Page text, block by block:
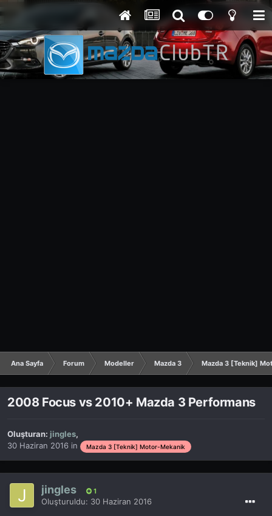
Ana Sayfa Forum Modeller Mazda 3 Mazda 3 [Teknik]
2008 Focus vs 2010+ Mazda 3 Performans
Oluşturan: jingles,
30 Haziran 2016 in Mazda 3 [Teknik] Motor-Mekanik
jingles 1
Oluşturuldu: 30 Haziran 2016